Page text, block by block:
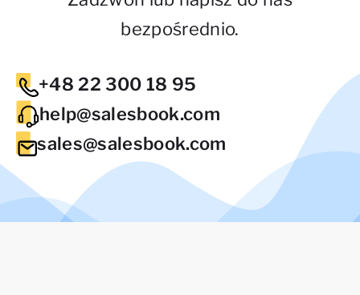
bezpośrednio.
+48 22 300 18 95
help@salesbook.com
sales@salesbook.com